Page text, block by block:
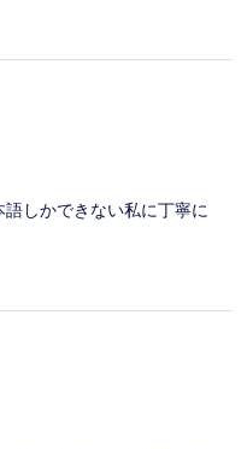
しかできない私に丁寧に